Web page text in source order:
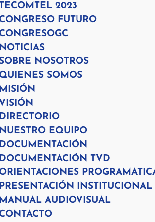
TECOMTEL 2023
CONGRESO FUTURO
CONGRESOGC
NOTICIAS
NOSOTROS
QUIENES SOMOS
MISIÓN
VISIÓN
DIRECTORIO
NUESTRO EQUIPO
DOCUMENTACIÓN
DOCUMENTACIÓN TVD
ORIENTACIONES
PRESENTACIÓN INSTITUCIONAL
MANUAL AUDIOVISUAL
CONTACTO